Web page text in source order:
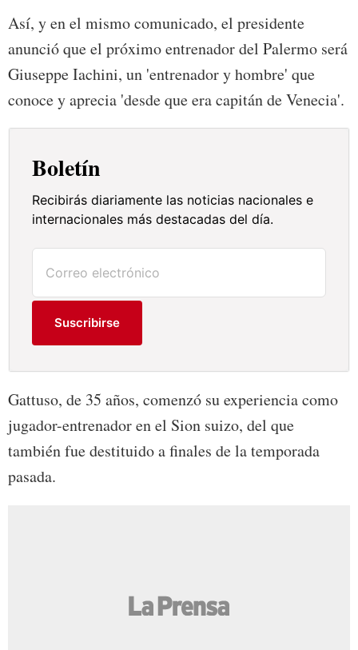
Así, y en el mismo comunicado, el presidente
anunció que el próximo entrenador del Palermo será
Giuseppe Iachini, un 'entrenador y hombre' que
conoce y aprecia 'desde que era capitán de Venecia'.
Boletín
Recibirás diariamente las noticias nacionales e
internacionales más destacadas del día.
Suscribirse
Gattuso, de 35 años, comenzó su experiencia como
jugador-entrenador en el Sion suizo, del que
también fue destituido a finales de la temporada
pasada.